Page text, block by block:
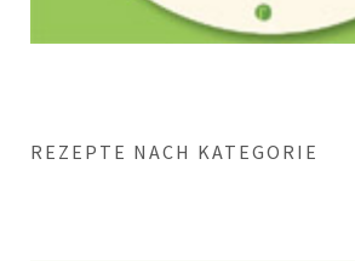
REZEPTE NACH KATEGORIE